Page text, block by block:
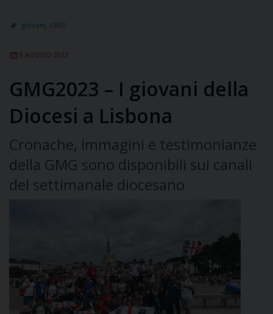
giovani GMG
5 AGOSTO 2023
GMG2023 – I giovani della
Diocesi a Lisbona
Cronache, immagini e testimonianze
della GMG sono disponibili sui canali
del settimanale diocesano